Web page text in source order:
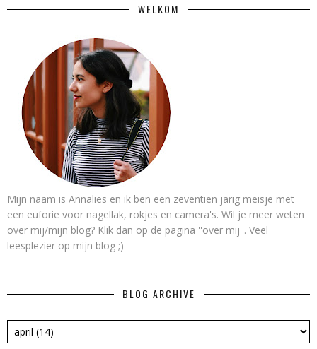
WELKOM
Mijn naam is Annalies en ik ben een zeventien jarig meisje met
een euforie voor nagellak, rokjes en camera's. Wil je meer weten
over mij/mijn blog? Klik dan op de pagina ''over mij''. Veel
leesplezier op mijn blog ;)
BLOG ARCHIVE